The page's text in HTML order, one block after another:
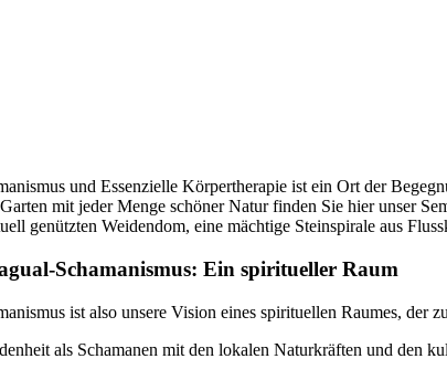
und Essenzielle Körpertherapie ist ein Ort der
mit jeder Menge schöner Natur finden Sie hier unser
genützten Weidendom, eine mächtige Steinspirale aus
Schamanismus: Ein spiritueller Raum
ist also unsere Vision eines spirituellen Raumes, der
als Schamanen mit den lokalen Naturkräften und den